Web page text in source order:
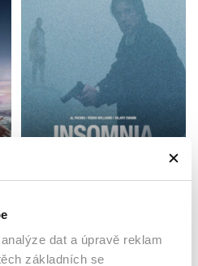
dat a úpravě reklam
základních se
Filmy / Thrillery / Krimi /